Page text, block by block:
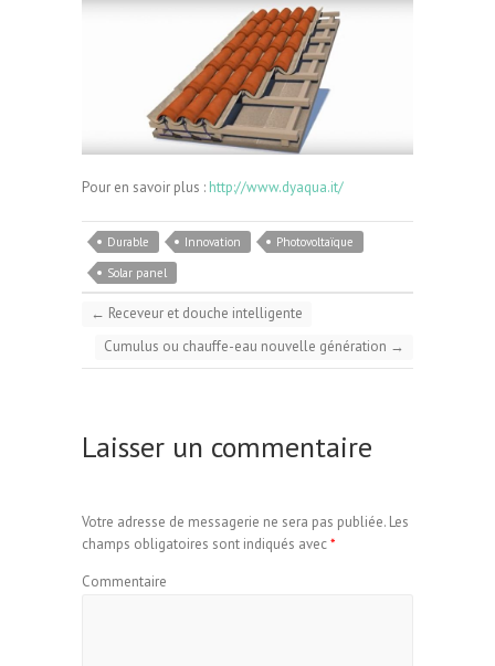
Pour en savoir plus : http://www.dyaqua.it/
Durable Innovation
Photovoltaïque
Solar panel
← Receveur et douche intelligente
Cumulus ou chauffe-eau nouvelle génération →
Laisser un commentaire
Votre adresse de messagerie ne sera pas publiée. Les
champs obligatoires sont indiqués avec*
Commentaire